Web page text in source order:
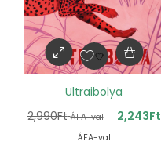
Ultraibolya
2,990Ft ÁFA-val 2,243Ft
ÁFA-val